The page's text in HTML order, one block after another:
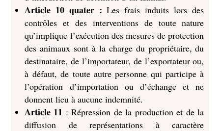
Article 10 quater :Les frais induits lors des
contrôles et des interventions de toute nature
qu’implique l’exécution des mesures de protection
des animaux sont à la charge du propriétaire, du
destinataire, de l’importateur, de l’exportateur ou,
à défaut, de toute autre personne qui participe à
l’opération d’importation ou d’échange et ne
donnent lieu à aucune indemnité.
Article 11 : Répression de la production et de la
diffusion de représentations à caractère